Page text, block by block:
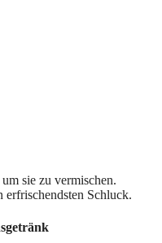
sie zu vermischen.
Schluck.